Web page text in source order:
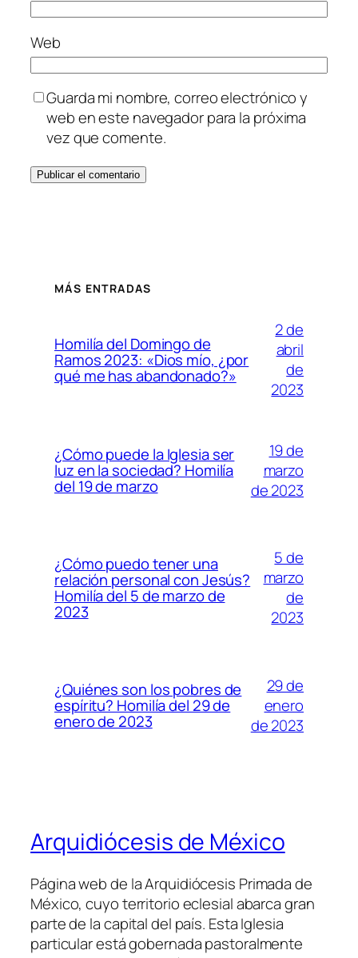
Web
Guarda mi nombre, correo electrónico y
web en este navegador para la próxima
vez que comente.
MÁS ENTRADAS
Homilía del Domingo de
Ramos 2023: «Dios mío, ¿por
qué me has abandonado?»
2 de
abril
de
2023
¿Cómo puede la Iglesia ser
luz en la sociedad? Homilía
del 19 de marzo
19 de
marzo
de 2023
¿Cómo puedo tener una
relación personal con Jesús?
Homilía del 5 de marzo de
2023
5 de
marzo
de
2023
¿Quiénes son los pobres de
espíritu? Homilía del 29 de
enero de 2023
29 de
enero
de 2023
Arquidiócesis de México
Página web de la Arquidiócesis Primada de
México, cuyo territorio eclesial abarca gran
parte de la capital del país. Esta Iglesia
particular está gobernada pastoralmente